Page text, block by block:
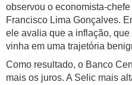
observou o economista-
Francisco Lima Gonçalves.
ele avalia que a inflação,
vinha em uma trajetória
Como resultado, o Banco
mais os juros. A Selic mais